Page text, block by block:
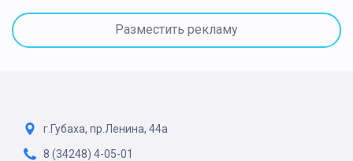
Разместить рекламу
г.Губаха, пр.Ленина, 44а
8 (34248) 4-05-01